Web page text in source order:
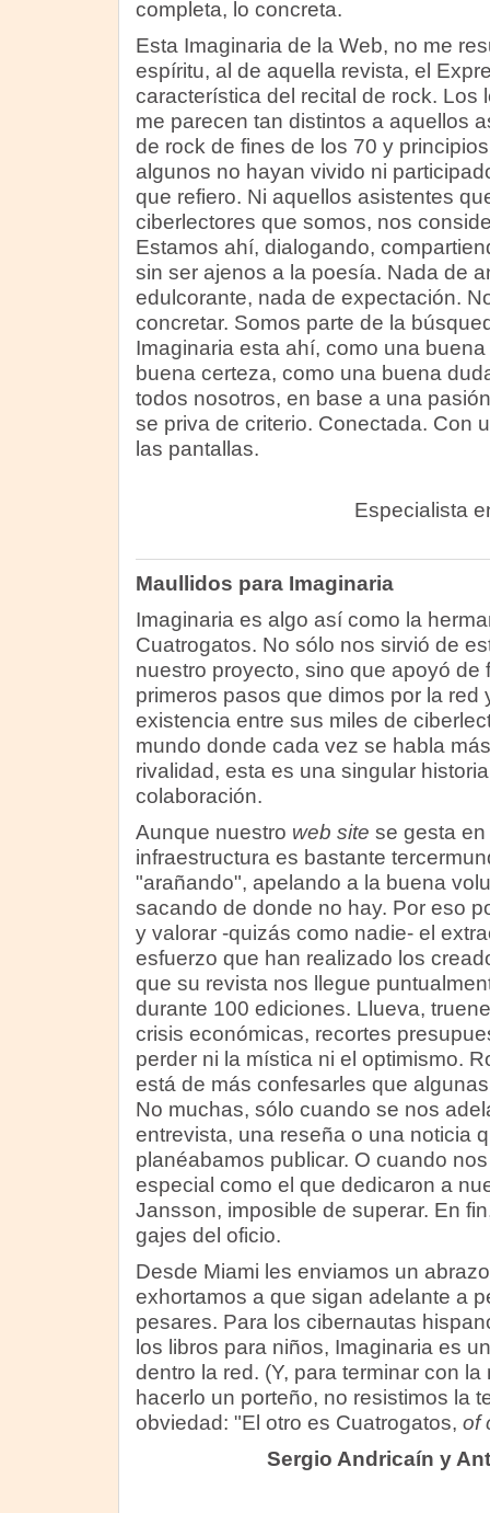
completa, lo concreta.
Esta Imaginaria de la Web, no me
espíritu, al de aquella revista, el
característica del recital de rock. Los
me parecen tan distintos a aquellos
de rock de fines de los 70 y
algunos no hayan vivido ni
que refiero. Ni aquellos asistentes
ciberlectores que somos, nos
Estamos ahí, dialogando,
sin ser ajenos a la poesía. Nada de
edulcorante, nada de expectación.
concretar. Somos parte de la
Imaginaria esta ahí, como una
buena certeza, como una buena
todos nosotros, en base a una
se priva de criterio. Conectada. Con
las pantallas.
Especialista
Maullidos para Imaginaria
Imaginaria es algo así como la
Cuatrogatos. No sólo nos sirvió de
nuestro proyecto, sino que apoyó de
primeros pasos que dimos por la red
existencia entre sus miles de
mundo donde cada vez se habla
rivalidad, esta es una singular
colaboración.
Aunque nuestro web site se gesta
infraestructura es bastante
"arañando", apelando a la buena
sacando de donde no hay. Por eso
y valorar -quizás como nadie- el
esfuerzo que han realizado los
que su revista nos llegue
durante 100 ediciones. Llueva,
crisis económicas, recortes
perder ni la mística ni el optimismo.
está de más confesarles que
No muchas, sólo cuando se nos
entrevista, una reseña o una noticia
planéabamos publicar. O cuando
especial como el que dedicaron a
Jansson, imposible de superar. En
gajes del oficio.
Desde Miami les enviamos un
exhortamos a que sigan adelante a
pesares. Para los cibernautas
los libros para niños, Imaginaria es
dentro la red. (Y, para terminar con
hacerlo un porteño, no resistimos la
obviedad: "El otro es Cuatrogatos, of
Sergio Andricaín y